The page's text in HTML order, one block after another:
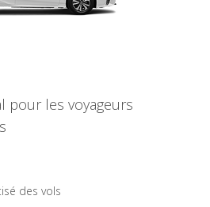
pour les voyageurs
des vols